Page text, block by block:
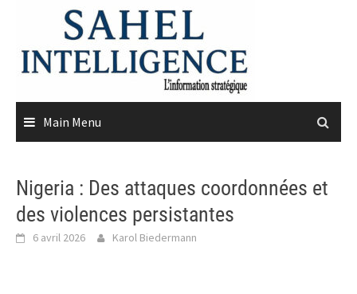
content
Main Menu
Nigeria : Des attaques coordonnées et
des violences persistantes
6 avril 2026 Karol Biedermann